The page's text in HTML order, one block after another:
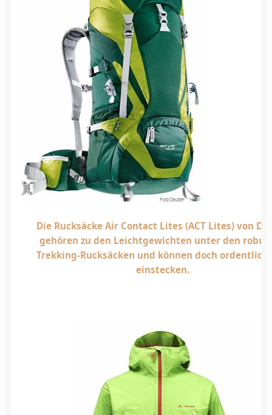
Die Rucksäcke Air Contact Lites (ACT Lites) von
gehören zu den Leichtgewichten unter den
Trekking-Rucksäcken und können doch ordentlich
einstecken.